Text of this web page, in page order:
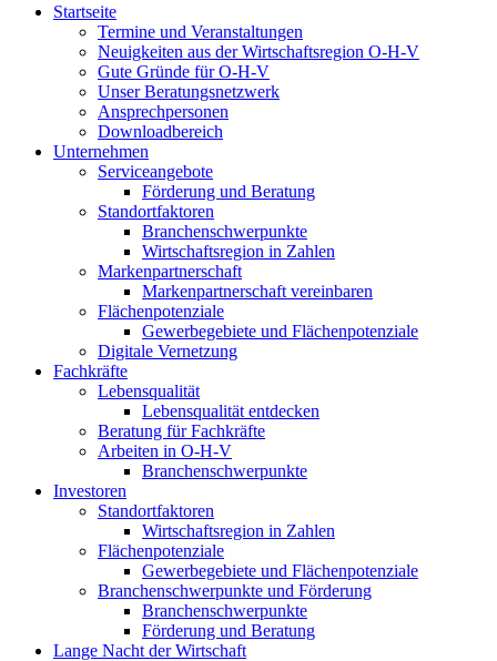
Startseite
Termine und Veranstaltungen
Neuigkeiten aus der Wirtschaftsregion O-H-V
Gute Gründe für O-H-V
Unser Beratungsnetzwerk
Ansprechpersonen
Downloadbereich
Unternehmen
Serviceangebote
Förderung und Beratung
Standortfaktoren
Branchenschwerpunkte
Wirtschaftsregion in Zahlen
Markenpartnerschaft
Markenpartnerschaft vereinbaren
Flächenpotenziale
Gewerbegebiete und Flächenpotenziale
Digitale Vernetzung
Fachkräfte
Lebensqualität
Lebensqualität entdecken
Beratung für Fachkräfte
Arbeiten in O-H-V
Branchenschwerpunkte
Investoren
Standortfaktoren
Wirtschaftsregion in Zahlen
Flächenpotenziale
Gewerbegebiete und Flächenpotenziale
Branchenschwerpunkte und Förderung
Branchenschwerpunkte
Förderung und Beratung
Lange Nacht der Wirtschaft